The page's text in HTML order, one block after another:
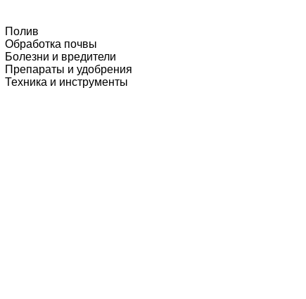
Полив
Обработка почвы
Болезни и вредители
Препараты и удобрения
Техника и инструменты